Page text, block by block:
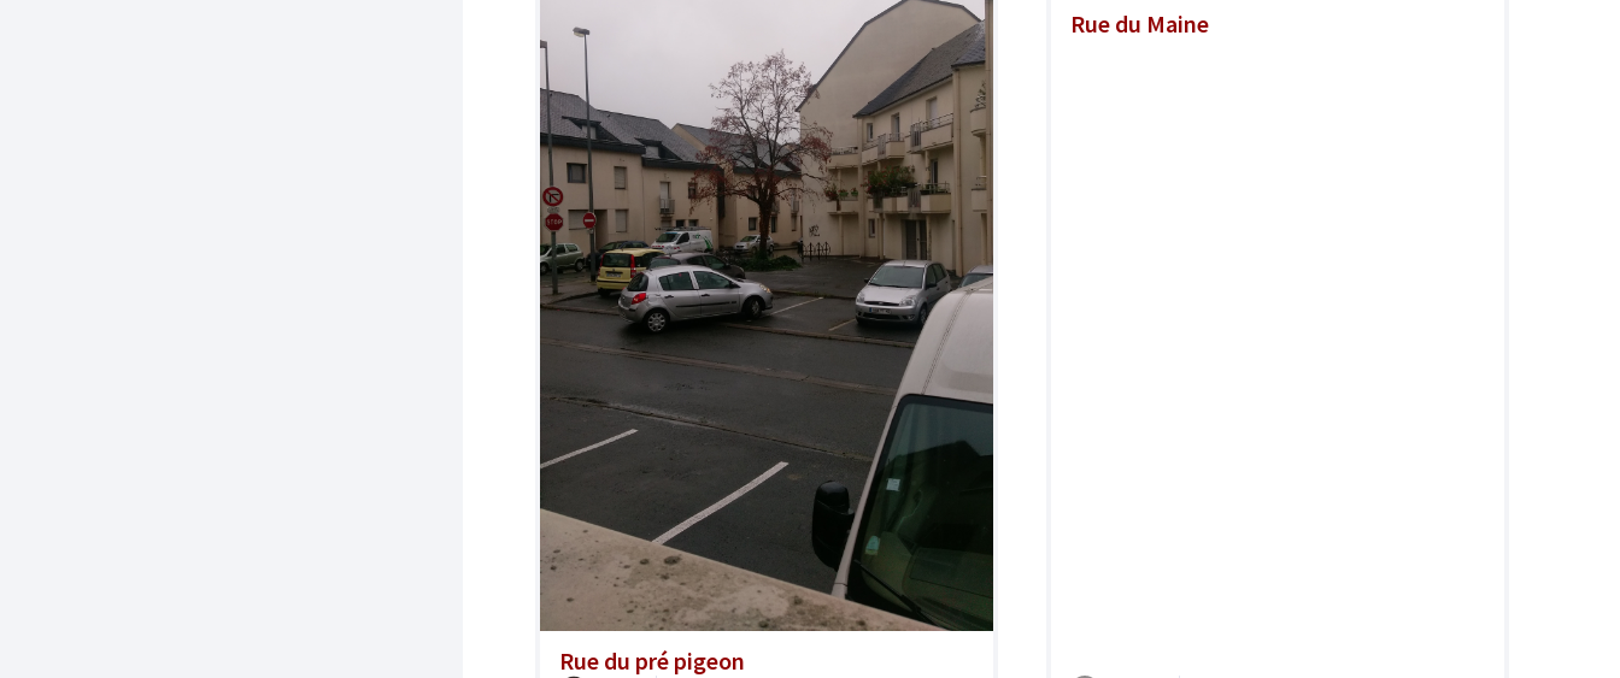
Rue du pré pigeon
Rue du Maine